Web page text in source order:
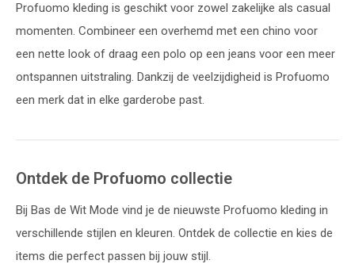
Profuomo kleding is geschikt voor zowel zakelijke als casual
momenten. Combineer een overhemd met een chino voor
een nette look of draag een polo op een jeans voor een meer
ontspannen uitstraling. Dankzij de veelzijdigheid is Profuomo
een merk dat in elke garderobe past.
Ontdek de Profuomo collectie
Bij Bas de Wit Mode vind je de nieuwste Profuomo kleding in
verschillende stijlen en kleuren. Ontdek de collectie en kies de
items die perfect passen bij jouw stijl.